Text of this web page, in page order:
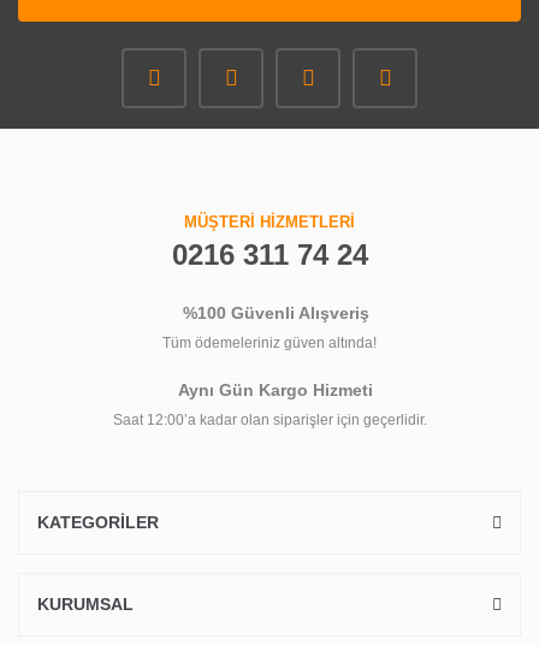
MÜŞTERİ HİZMETLERİ
0216 311 74 24
%100 Güvenli Alışveriş
Tüm ödemeleriniz güven altında!
Aynı Gün Kargo Hizmeti
Saat 12:00’a kadar olan siparişler için geçerlidir.
KATEGORİLER
KURUMSAL